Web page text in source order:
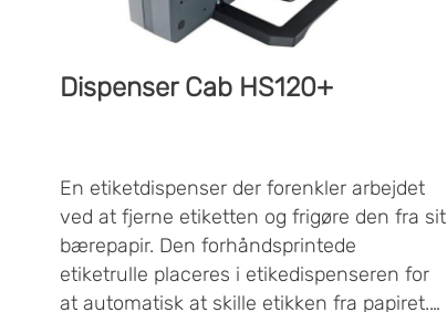
Dispenser Cab HS120+
En etiketdispenser der forenkler arbejdet
ved at fjerne etiketten og frigøre den fra sit
bærepapir. Den forhåndsprintede
etiketrulle placeres i etikedispenseren for
at automatisk at skille etikken fra papiret.